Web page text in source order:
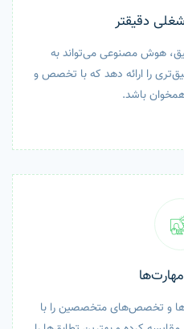
دقیقتر
هوش مصنوعی می‌تواند به
را ارائه دهد که با تخصص و
باشد.
و تخصص‌های متخصصین را با